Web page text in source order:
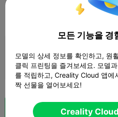
더 많은 포인
클라우드 슬라이스
모든 기능을 경
모델의 상세 정보를 확인하고, 원
클릭 프린팅을 즐겨보세요. 모델
를 적립하고, Creality Cloud 앱에
짝 선물을 열어보세요!
Creality Cloud